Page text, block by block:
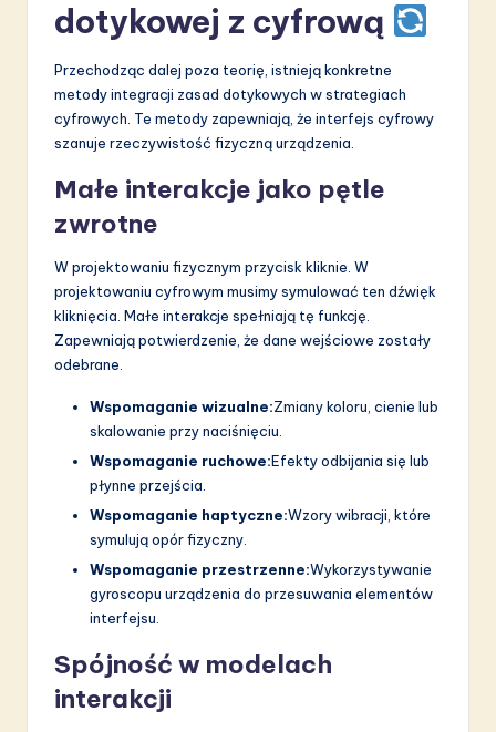
dotykowej z cyfrową
Przechodząc dalej poza teorię, istnieją konkretne
metody integracji zasad dotykowych w strategiach
cyfrowych. Te metody zapewniają, że interfejs cyfrowy
szanuje rzeczywistość fizyczną urządzenia.
Małe interakcje jako pętle
zwrotne
W projektowaniu fizycznym przycisk kliknie. W
projektowaniu cyfrowym musimy symulować ten dźwięk
kliknięcia. Małe interakcje spełniają tę funkcję.
Zapewniają potwierdzenie, że dane wejściowe zostały
odebrane.
Wspomaganie wizualne:Zmiany koloru, cienie lub
skalowanie przy naciśnięciu.
Wspomaganie ruchowe:Efekty odbijania się lub
płynne przejścia.
Wspomaganie haptyczne:Wzory wibracji, które
symulują opór fizyczny.
Wspomaganie przestrzenne:Wykorzystywanie
gyroscopu urządzenia do przesuwania elementów
interfejsu.
Spójność w modelach
interakcji